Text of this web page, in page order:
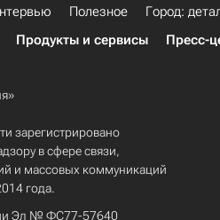
Полезное
Город:
Продукты и сервисы Пресс-
зарегистрировано
в сфере связи,
и массовых коммуникаций
года.
Эл № ФС77-57640